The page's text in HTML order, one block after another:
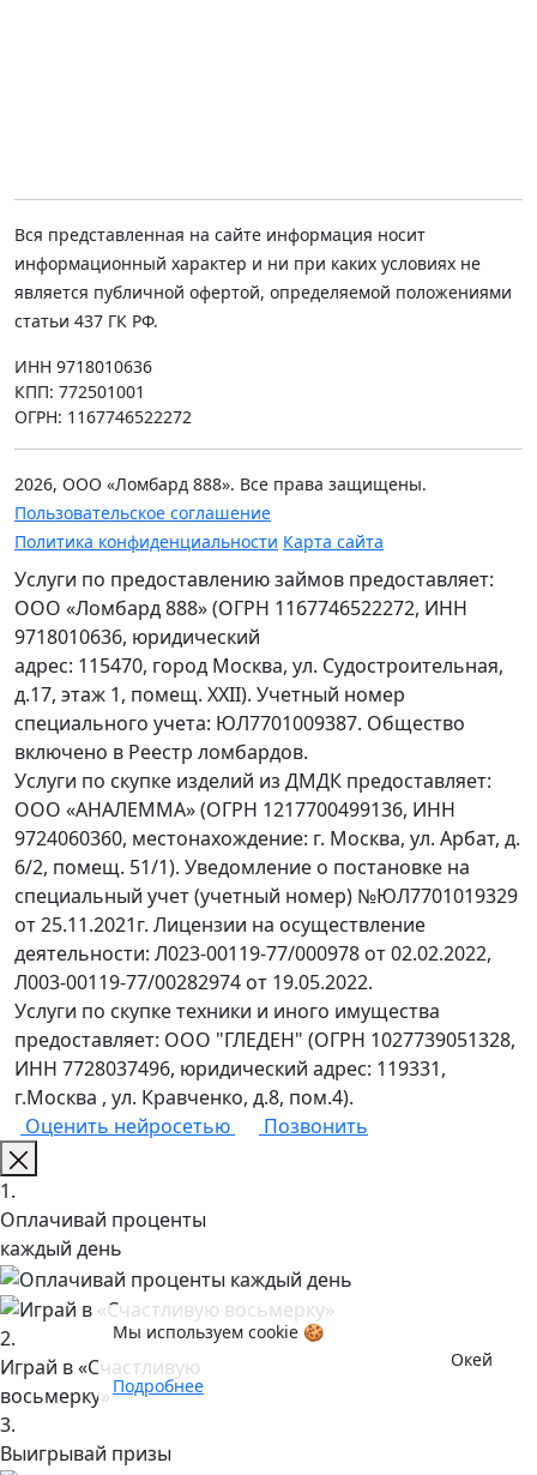
Вся представленная на сайте информация носит
информационный характер и ни при каких условиях не
является публичной офертой, определяемой положениями
статьи 437 ГК РФ.
ИНН 9718010636
КПП: 772501001
ОГРН: 1167746522272
2026, ООО «Ломбард 888». Все права защищены.
Пользовательское соглашение
Политика конфиденциальности Карта сайта
Услуги по предоставлению займов предоставляет:
ООО «Ломбард 888» (ОГРН 1167746522272, ИНН
9718010636, юридический
адрес: 115470, город Москва, ул. Судостроительная,
д.17, этаж 1, помещ. XXII). Учетный номер
специального учета: ЮЛ7701009387. Общество
включено в Реестр ломбардов.
Услуги по скупке изделий из ДМДК предоставляет:
ООО «АНАЛЕММА» (ОГРН 1217700499136, ИНН
9724060360, местонахождение: г. Москва, ул. Арбат, д.
6/2, помещ. 51/1). Уведомление о постановке на
специальный учет (учетный номер) №ЮЛ7701019329
от 25.11.2021г. Лицензии на осуществление
деятельности: Л023-00119-77/000978 от 02.02.2022,
Л003-00119-77/00282974 от 19.05.2022.
Услуги по скупке техники и иного имущества
предоставляет: ООО "ГЛЕДЕН" (ОГРН 1027739051328,
ИНН 7728037496, юридический адрес: 119331,
г.Москва , ул. Кравченко, д.8, пом.4).
Оценить нейросетью
Позвонить
Мы используем cookie 🍪
Подробнее
Окей
1.
Оплачивай проценты
каждый день
2.
Играй в «Счастливую
восьмерку»
3.
Выигрывай призы